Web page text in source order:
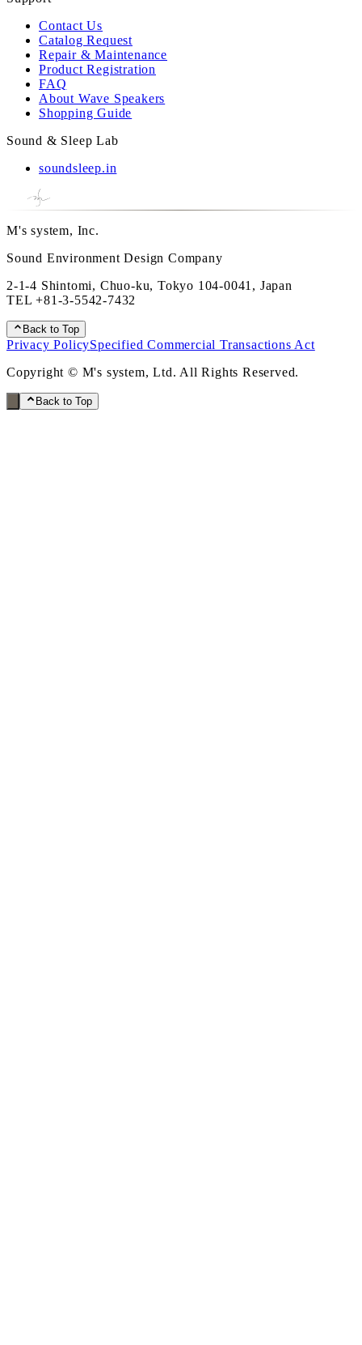
Contact Us
Catalog Request
Repair & Maintenance
Product Registration
FAQ
About Wave Speakers
Shopping Guide
Sound & Sleep Lab
soundsleep.in
M's system, Inc.
Sound Environment Design Company
2-1-4 Shintomi, Chuo-ku, Tokyo 104-0041, Japan
TEL+81-3-5542-7432
Back to Top
Privacy PolicySpecified Commercial Transactions Act
Copyright © M's system, Ltd. All Rights Reserved.
Back to Top